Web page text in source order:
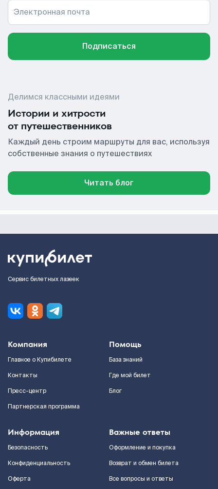
Электронная почта
Подписаться
Делимся классными идеями
Истории и хитрости
от путешественников
Каждый день строим маршруты для вас, используя
собственные знания о путешествиях
Читать блог
Сервис билетных лазеек
Компания
Главное о Купибилете
Контакты
Пресс-центр
Партнерская программа
Помощь
База знаний
Где мой билет
Блог
Информация
Безопасность
Конфиденциальность
Оферта
Важные ответы
Оформление и покупка
Возврат и обмен билета
Все вопросы и ответы